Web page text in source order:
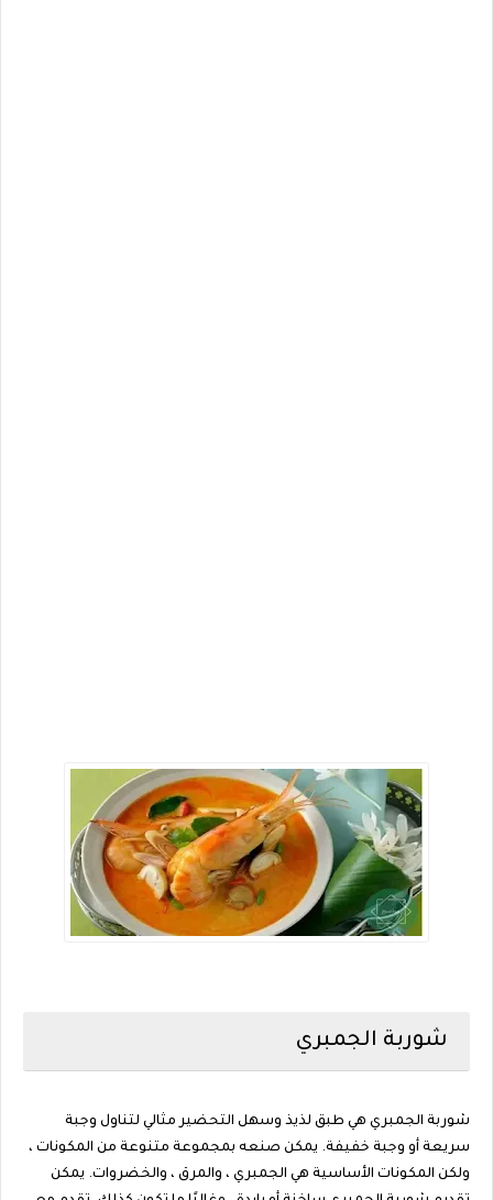
شوربة الجمبري
شوربة الجمبري هي طبق لذيذ وسهل التحضير مثالي لتناول وجبة
سريعة أو وجبة خفيفة. يمكن صنعه بمجموعة متنوعة من المكونات ،
ولكن المكونات الأساسية هي الجمبري ، والمرق ، والخضروات. يمكن